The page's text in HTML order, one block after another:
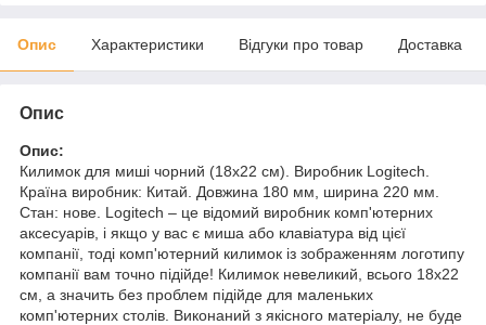
Опис Характеристики Відгуки про товар Доставка
Опис
Опис:
Килимок для миші чорний (18x22 см). Виробник Logitech.
Країна виробник: Китай. Довжина 180 мм, ширина 220 мм.
Стан: нове. Logitech – це відомий виробник комп'ютерних
аксесуарів, і якщо у вас є миша або клавіатура від цієї
компанії, тоді комп'ютерний килимок із зображенням логотипу
компанії вам точно підійде! Килимок невеликий, всього 18х22
см, а значить без проблем підійде для маленьких
комп'ютерних столів. Виконаний з якісного матеріалу, не буде